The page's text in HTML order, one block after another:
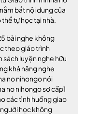
bắt nội dung của
tự học tại nhà.
bài nghe không
theo giáo trình
sách luyện nghe hữu
khả năng nghe
no nihongo nói
no nihongo sơ cấp1
các tình huống giao
học không